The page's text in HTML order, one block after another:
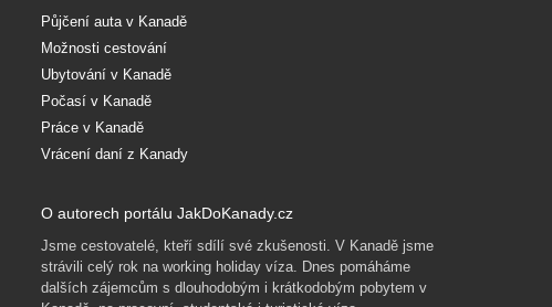
Půjčení auta v Kanadě
Možnosti cestování
Ubytování v Kanadě
Počasí v Kanadě
Práce v Kanadě
Vrácení daní z Kanady
O autorech portálu JakDoKanady.cz
Jsme cestovatelé, kteří sdílí své zkušenosti. V Kanadě jsme
strávili celý rok na working holiday víza. Dnes pomáháme
dalších zájemcům s dlouhodobým i krátkodobým pobytem v